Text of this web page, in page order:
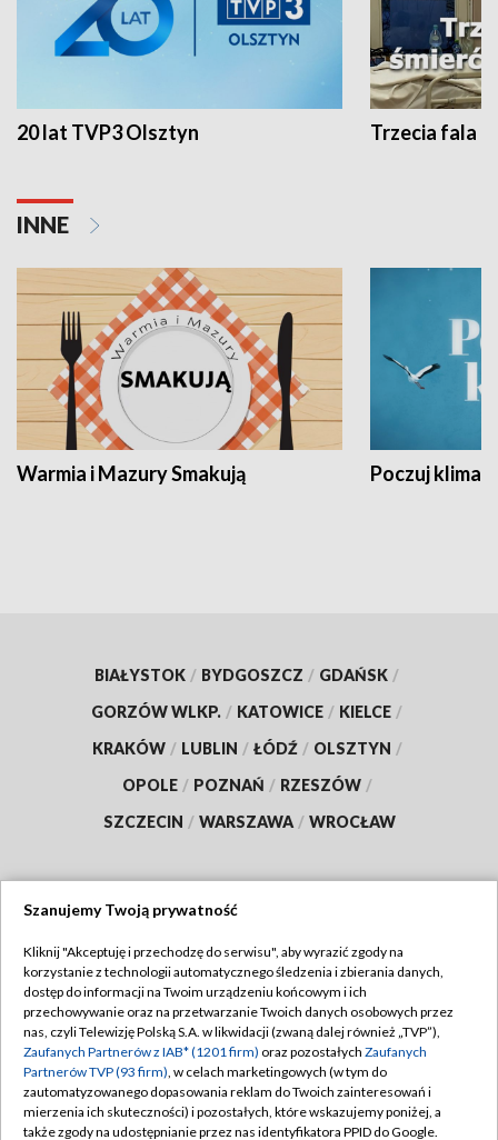
20 lat TVP3 Olsztyn Trzecia fala -
INNE
Warmia i Mazury Smakują Poczuj klimat
BIAŁYSTOK / BYDGOSZCZ / GDAŃSK /
GORZÓW WLKP. / KATOWICE / KIELCE /
KRAKÓW / LUBLIN / ŁÓDŹ / OLSZTYN /
OPOLE / POZNAŃ / RZESZÓW /
SZCZECIN / WARSZAWA / WROCŁAW
TVP
Abonament TVP
Emisja w TVP
Centrum informacji TVP
Naziemna Telewizja Cyfrowa
Regulamin TVP
Polityka prywatności
Moje zgody
Pomoc
Szanujemy Twoją prywatność
Kliknij "Akceptuję i przechodzę do serwisu", aby wyrazić zgody na
korzystanie z technologii automatycznego śledzenia i zbierania danych,
dostęp do informacji na Twoim urządzeniu końcowym i ich
przechowywanie oraz na przetwarzanie Twoich danych osobowych przez
nas, czyli Telewizję Polską S.A. w likwidacji (zwaną dalej również „TVP”),
Zaufanych Partnerów z IAB* (1201 firm) oraz pozostałych Zaufanych
Partnerów TVP (93 firm), w celach marketingowych (w tym do
zautomatyzowanego dopasowania reklam do Twoich zainteresowań i
mierzenia ich skuteczności) i pozostałych, które wskazujemy poniżej, a
także zgody na udostępnianie przez nas identyfikatora PPID do Google.